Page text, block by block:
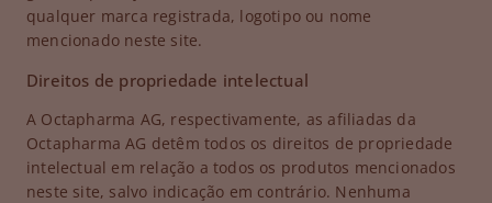
qualquer marca registrada, logotipo ou nome
mencionado neste site.
Direitos de propriedade intelectual
A Octapharma AG, respectivamente, as afiliadas da
Octapharma AG detêm todos os direitos de propriedade
intelectual em relação a todos os produtos mencionados
neste site, salvo indicação em contrário. Nenhuma